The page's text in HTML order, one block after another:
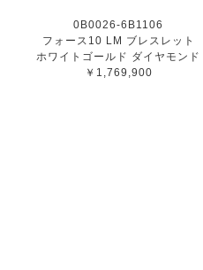
0B0026-6B1106
フォース10 LM ブレスレット
ホワイトゴールド ダイヤモンド
￥1,769,900